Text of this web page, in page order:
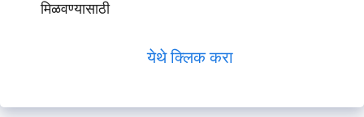
मिळवण्यासाठी
येथे क्लिक करा